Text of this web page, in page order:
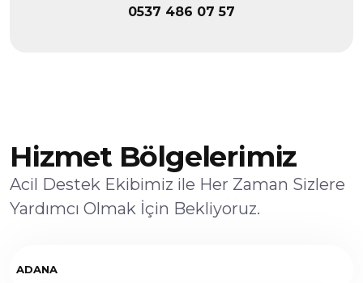
0537 486 07 57
Hizmet Bölgelerimiz
Acil Destek Ekibimiz ile Her Zaman Sizlere
Yardımcı Olmak İçin Bekliyoruz.
ADANA